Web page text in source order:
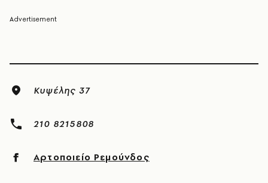
Κυψέλης 37
210 8215808
Αρτοποιείο Ρεμούνδος